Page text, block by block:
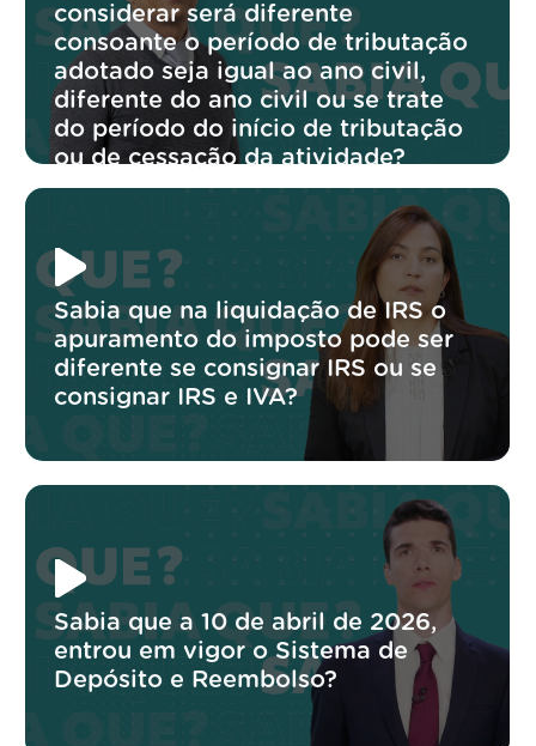
considerar será diferente
consoante o período de tributação
adotado seja igual ao ano civil,
diferente do ano civil ou se trate
do período do início de tributação
ou de cessação da atividade?
Sabia que na liquidação de IRS o
apuramento do imposto pode ser
diferente se consignar IRS ou se
consignar IRS e IVA?
Sabia que a 10 de abril de 2026,
entrou em vigor o Sistema de
Depósito e Reembolso?